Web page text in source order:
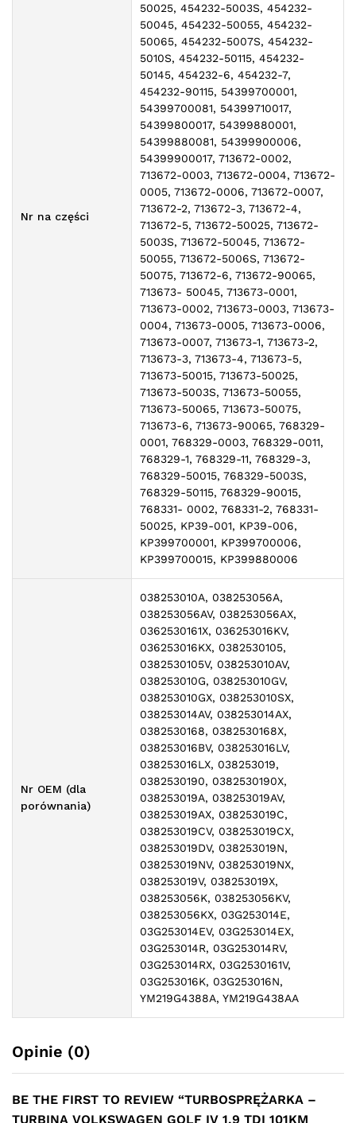
Nr na części
50025, 454232-5003S, 454232-
50045, 454232-50055, 454232-
50065, 454232-5007S, 454232-
5010S, 454232-50115, 454232-
50145, 454232-6, 454232-7,
454232-90115, 54399700001,
54399700081, 54399710017,
54399800017, 54399880001,
54399880081, 54399900006,
54399900017, 713672-0002,
713672-0003, 713672-0004, 713672-
0005, 713672-0006, 713672-0007,
713672-2, 713672-3, 713672-4,
713672-5, 713672-50025, 713672-
5003S, 713672-50045, 713672-
50055, 713672-5006S, 713672-
50075, 713672-6, 713672-90065,
713673- 50045, 713673-0001,
713673-0002, 713673-0003, 713673-
0004, 713673-0005, 713673-0006,
713673-0007, 713673-1, 713673-2,
713673-3, 713673-4, 713673-5,
713673-50015, 713673-50025,
713673-5003S, 713673-50055,
713673-50065, 713673-50075,
713673-6, 713673-90065, 768329-
0001, 768329-0003, 768329-0011,
768329-1, 768329-11, 768329-3,
768329-50015, 768329-5003S,
768329-50115, 768329-90015,
768331- 0002, 768331-2, 768331-
50025, KP39-001, KP39-006,
KP399700001, KP399700006,
KP399700015, KP399880006
Nr OEM (dla
porównania)
038253010A, 038253056A,
038253056AV, 038253056AX,
0362530161X, 036253016KV,
036253016KX, 0382530105,
0382530105V, 038253010AV,
038253010G, 038253010GV,
038253010GX, 038253010SX,
038253014AV, 038253014AX,
0382530168, 0382530168X,
038253016BV, 038253016LV,
038253016LX, 038253019,
0382530190, 0382530190X,
038253019A, 038253019AV,
038253019AX, 038253019C,
038253019CV, 038253019CX,
038253019DV, 038253019N,
038253019NV, 038253019NX,
038253019V, 038253019X,
038253056K, 038253056KV,
038253056KX, 03G253014E,
03G253014EV, 03G253014EX,
03G253014R, 03G253014RV,
03G253014RX, 03G2530161V,
03G253016K, 03G253016N,
YM219G4388A, YM219G438AA
Opinie (0)
BE THE FIRST TO REVIEW “TURBOSPRĘŻARKA –
TURBINA VOLKSWAGEN GOLF IV 1.9 TDI 101KM